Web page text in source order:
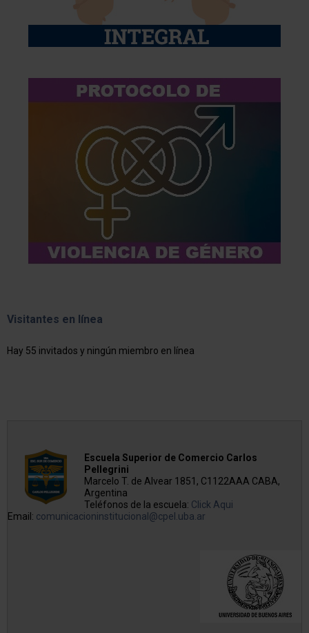
Visitantes en línea
Hay 55 invitados y ningún miembro en línea
Escuela Superior de Comercio Carlos
Pellegrini
Marcelo T. de Alvear 1851, C1122AAA CABA,
Argentina
Teléfonos de la escuela: Click Aqui
Email: comunicacioninstitucional@cpel.uba.ar